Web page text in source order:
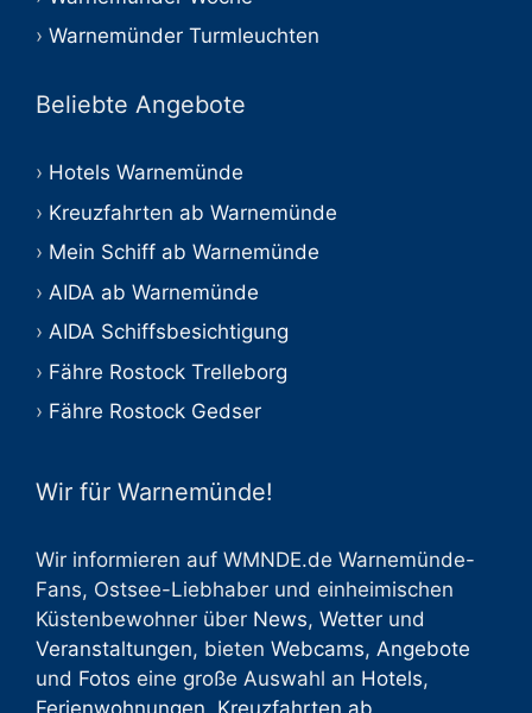
Warnemünder Turmleuchten
Beliebte Angebote
Hotels Warnemünde
Kreuzfahrten ab Warnemünde
Mein Schiff ab Warnemünde
AIDA ab Warnemünde
AIDA Schiffsbesichtigung
Fähre Rostock Trelleborg
Fähre Rostock Gedser
Wir für Warnemünde!
Wir informieren auf WMNDE.de Warnemünde-
Fans, Ostsee-Liebhaber und einheimischen
Küstenbewohner über News, Wetter und
Veranstaltungen, bieten Webcams, Angebote
und Fotos eine große Auswahl an Hotels,